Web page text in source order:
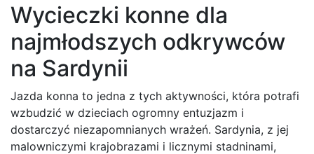
Wycieczki konne dla
najmłodszych odkrywców
na Sardynii
Jazda konna to jedna z tych aktywności, która potrafi
wzbudzić w dzieciach ogromny entuzjazm i
dostarczyć niezapomnianych wrażeń. Sardynia, z jej
malowniczymi krajobrazami i licznymi stadninami,